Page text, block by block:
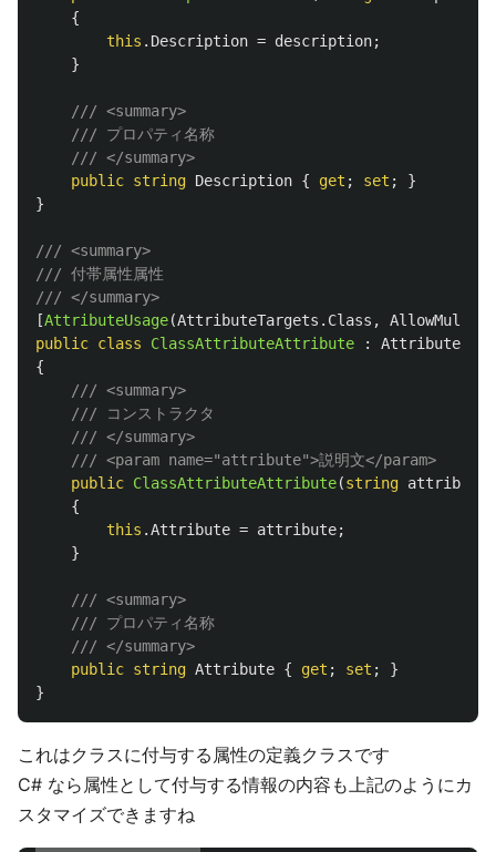
{
this . Description = description;
}
/// <summary>
/// プロパティ名称
/// </summary>
public string Description { get ; set ;
}
}
/// <summary>
/// 付帯属性属性
/// </summary>
[AttributeUsage(AttributeTargets . Class ,
public class ClassAttributeAttribute :
Attribute
{
/// <summary>
/// コンストラクタ
/// </summary>
/// <param name="attribute">説明文</param>
public ClassAttributeAttribute(string attribute
{
this .Attribute = attribute;
}
/// <summary>
/// プロパティ名称
/// </summary>
public string Attribute { get ; set ;
}
}
これはクラスに付与する属性の定義クラスです
C# なら属性として付与する情報の内容も上記のようにカ
スタマイズできますね